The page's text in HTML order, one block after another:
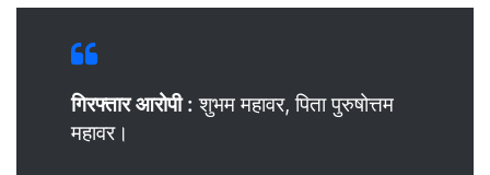
गिरफ्तार आरोपी : शुभम महावर, पिता पुरुषोत्तम
महावर।